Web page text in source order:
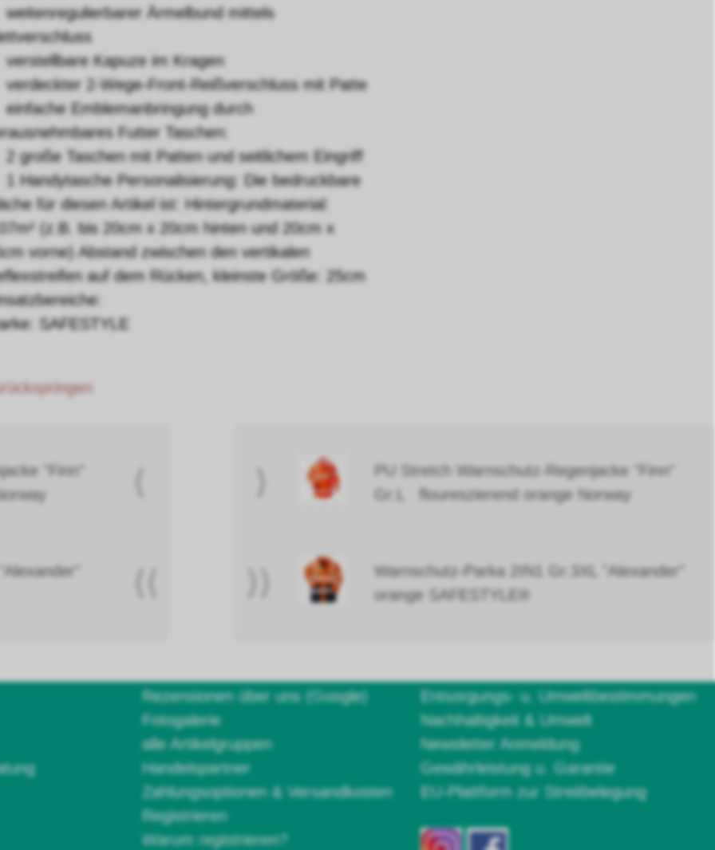
weitenregulierbarer Ärmelbund mittels
verstellbare Kapuze im Kragen
verdeckter 2-Wege-Front-Reißverschluss mit Patte
einfache Emblemanbringung durch
Futter Taschen:
2 große Taschen mit Patten und seitlichem Eingriff
1 Handytasche Personalisierung: Die bedruckbare
für diesen Artikel ist: Hintergrundmaterial:
(z.B. bis 20cm x 20cm hinten und 20cm x
vorne) Abstand zwischen den vertikalen
auf dem Rücken, kleinste Größe: 25cm
SAFESTYLE
"Finn"
PU Stretch Warnschutz-Regenjacke "Finn"
Gr.L floureszierend orange Norway
Warnschutz-Parka 2IN1 Gr.3XL "Alexander"
orange SAFESTYLE®
Rezensionen über uns (Google)
Fotogalerie
alle Artikelgruppen
Handelspartner
Zahlungsoptionen & Versandkosten
Registrieren
Warum registrieren?
Entsorgungs- u. Umweltbestimmungen
Nachhaltigkeit & Umwelt
Newsletter Anmeldung
Gewährleistung u. Garantie
EU-Plattform zur Streitbelegung